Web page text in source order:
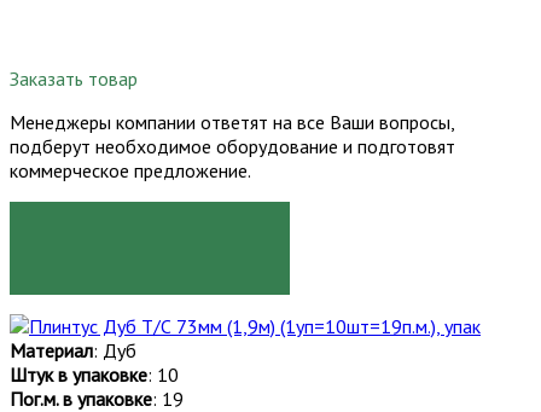
Заказать товар
Менеджеры компании ответят на все Ваши вопросы,
подберут необходимое оборудование и подготовят
коммерческое предложение.
Материал: Дуб
Штук в упаковке: 10
Пог.м. в упаковке: 19